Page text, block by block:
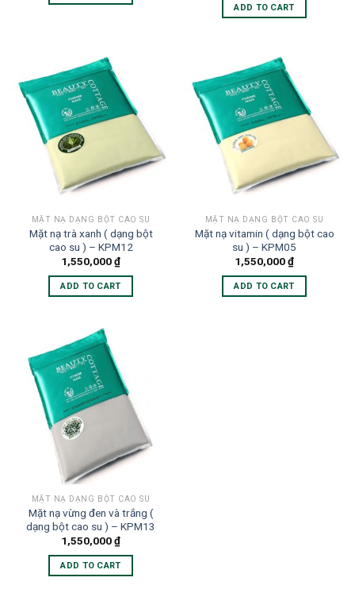
ADD TO CART
MẶT NẠ DẠNG BỘT CAO SU
Mặt nạ trà xanh ( dạng bột
cao su ) – KPM12
1,550,000₫
ADD TO CART
MẶT NẠ DẠNG BỘT CAO SU
Mặt nạ vitamin ( dạng bột cao
su ) – KPM05
1,550,000₫
ADD TO CART
MẶT NẠ DẠNG BỘT CAO SU
Mặt nạ vừng đen và trắng (
dạng bột cao su ) – KPM13
1,550,000₫
ADD TO CART